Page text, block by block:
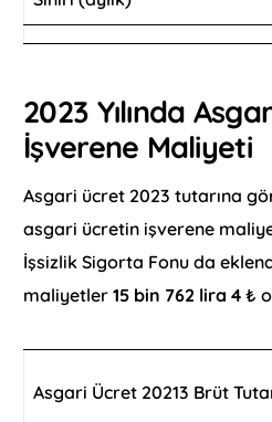
2023 Yılında
İşverene Maliyeti
Asgari ücret 2023 tutarına
asgari ücretin işverene
İşsizlik Sigorta Fonu da
maliyetler15 bin 762 lira 4₺
Asgari Ücret 20213 Brüt